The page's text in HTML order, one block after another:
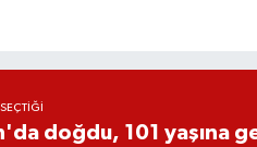
doğdu, 101 yaşına